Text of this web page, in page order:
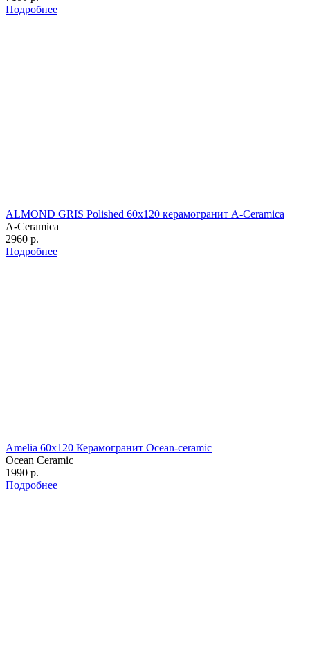
Подробнее
ALMOND GRIS Polished 60х120 керамогранит A-Ceramica
A-Ceramica
2960 р.
Подробнее
Amelia 60х120 Керамогранит Ocean-ceramic
Ocean Ceramic
1990 р.
Подробнее